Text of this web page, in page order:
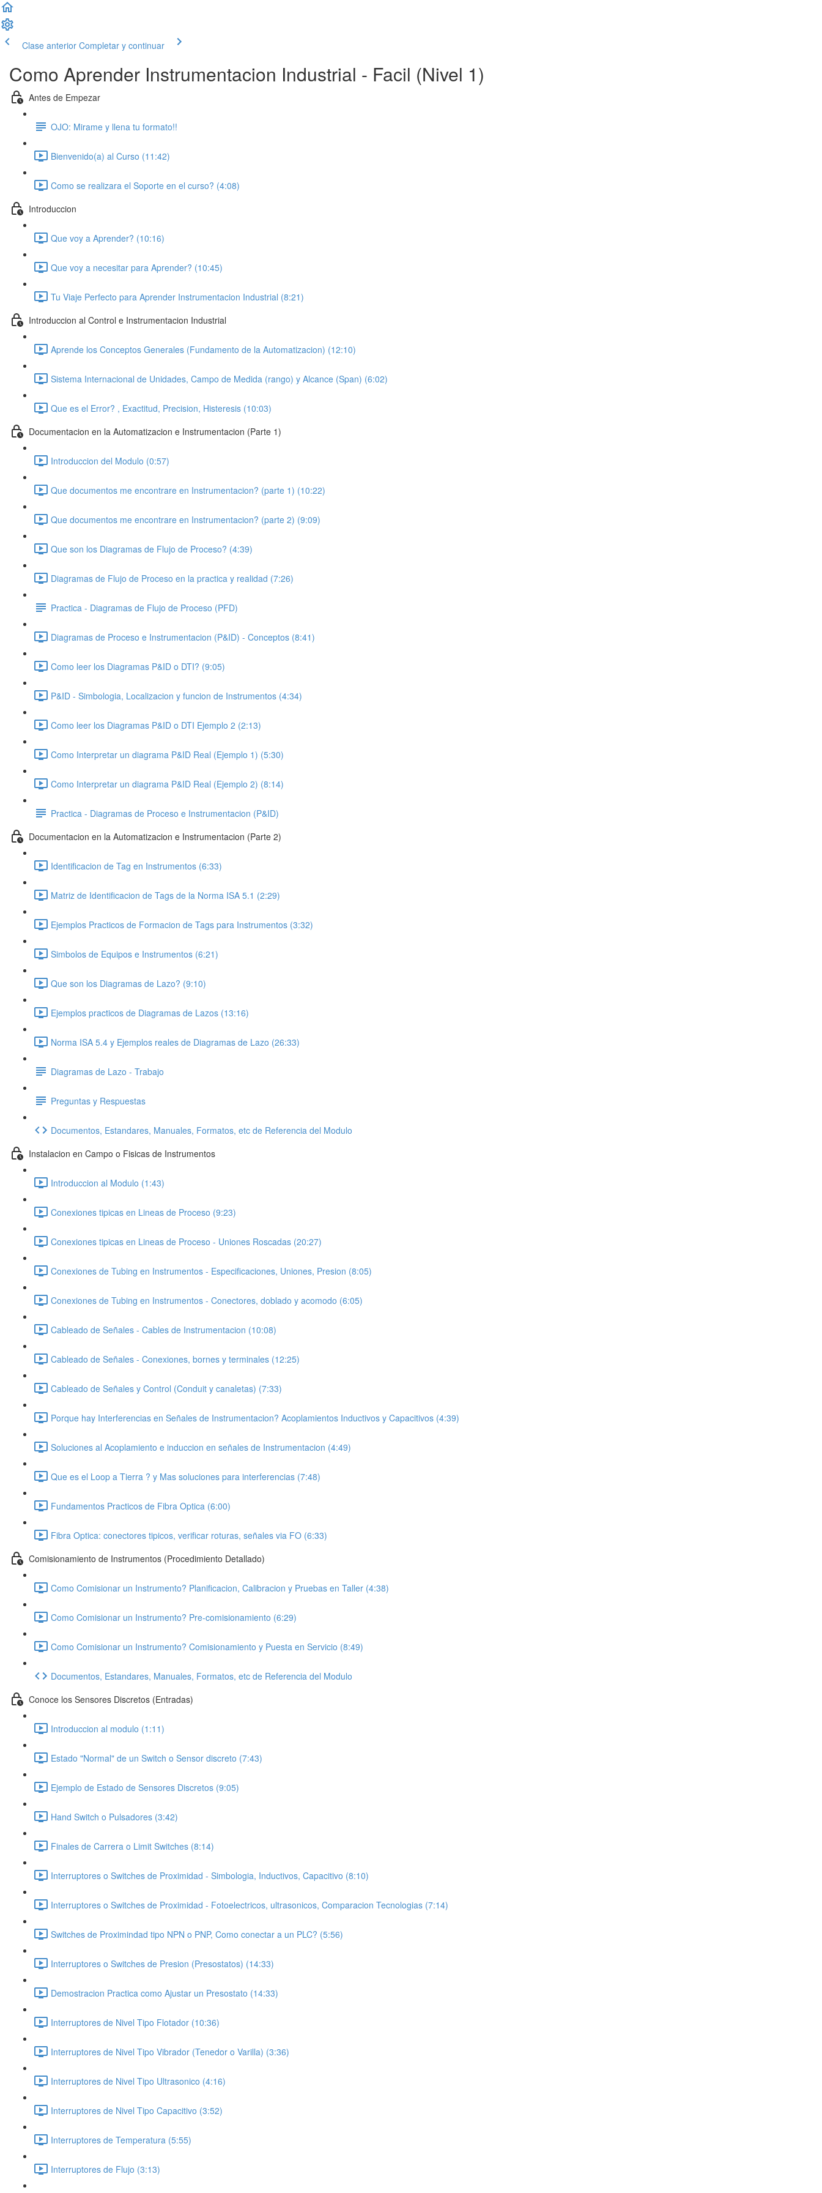
Clase anterior Completar y continuar
Como Aprender Instrumentacion Industrial - Facil (Nivel 1)
Antes de Empezar
OJO: Mirame y llena tu formato!!
Bienvenido(a) al Curso (11:42)
Como se realizara el Soporte en el curso? (4:08)
Introduccion
Que voy a Aprender? (10:16)
Que voy a necesitar para Aprender? (10:45)
Tu Viaje Perfecto para Aprender Instrumentacion Industrial (8:21)
Introduccion al Control e Instrumentacion Industrial
Aprende los Conceptos Generales (Fundamento de la Automatizacion) (12:10)
Sistema Internacional de Unidades, Campo de Medida (rango) y Alcance (Span) (6:02)
Que es el Error? , Exactitud, Precision, Histeresis (10:03)
Documentacion en la Automatizacion e Instrumentacion (Parte 1)
Introduccion del Modulo (0:57)
Que documentos me encontrare en Instrumentacion? (parte 1) (10:22)
Que documentos me encontrare en Instrumentacion? (parte 2) (9:09)
Que son los Diagramas de Flujo de Proceso? (4:39)
Diagramas de Flujo de Proceso en la practica y realidad (7:26)
Practica - Diagramas de Flujo de Proceso (PFD)
Diagramas de Proceso e Instrumentacion (P&ID) - Conceptos (8:41)
Como leer los Diagramas P&ID o DTI? (9:05)
P&ID - Simbologia, Localizacion y funcion de Instrumentos (4:34)
Como leer los Diagramas P&ID o DTI Ejemplo 2 (2:13)
Como Interpretar un diagrama P&ID Real (Ejemplo 1) (5:30)
Como Interpretar un diagrama P&ID Real (Ejemplo 2) (8:14)
Practica - Diagramas de Proceso e Instrumentacion (P&ID)
Documentacion en la Automatizacion e Instrumentacion (Parte 2)
Identificacion de Tag en Instrumentos (6:33)
Matriz de Identificacion de Tags de la Norma ISA 5.1 (2:29)
Ejemplos Practicos de Formacion de Tags para Instrumentos (3:32)
Simbolos de Equipos e Instrumentos (6:21)
Que son los Diagramas de Lazo? (9:10)
Ejemplos practicos de Diagramas de Lazos (13:16)
Norma ISA 5.4 y Ejemplos reales de Diagramas de Lazo (26:33)
Diagramas de Lazo - Trabajo
Preguntas y Respuestas
Documentos, Estandares, Manuales, Formatos, etc de Referencia del Modulo
Instalacion en Campo o Fisicas de Instrumentos
Introduccion al Modulo (1:43)
Conexiones tipicas en Lineas de Proceso (9:23)
Conexiones tipicas en Lineas de Proceso - Uniones Roscadas (20:27)
Conexiones de Tubing en Instrumentos - Especificaciones, Uniones, Presion (8:05)
Conexiones de Tubing en Instrumentos - Conectores, doblado y acomodo (6:05)
Cableado de Señales - Cables de Instrumentacion (10:08)
Cableado de Señales - Conexiones, bornes y terminales (12:25)
Cableado de Señales y Control (Conduit y canaletas) (7:33)
Porque hay Interferencias en Señales de Instrumentacion? Acoplamientos Inductivos y Capacitivos (4:39)
Soluciones al Acoplamiento e induccion en señales de Instrumentacion (4:49)
Que es el Loop a Tierra ? y Mas soluciones para interferencias (7:48)
Fundamentos Practicos de Fibra Optica (6:00)
Fibra Optica: conectores tipicos, verificar roturas, señales via FO (6:33)
Comisionamiento de Instrumentos (Procedimiento Detallado)
Como Comisionar un Instrumento? Planificacion, Calibracion y Pruebas en Taller (4:38)
Como Comisionar un Instrumento? Pre-comisionamiento (6:29)
Como Comisionar un Instrumento? Comisionamiento y Puesta en Servicio (8:49)
Documentos, Estandares, Manuales, Formatos, etc de Referencia del Modulo
Conoce los Sensores Discretos (Entradas)
Introduccion al modulo (1:11)
Estado "Normal" de un Switch o Sensor discreto (7:43)
Ejemplo de Estado de Sensores Discretos (9:05)
Hand Switch o Pulsadores (3:42)
Finales de Carrera o Limit Switches (8:14)
Interruptores o Switches de Proximidad - Simbologia, Inductivos, Capacitivo (8:10)
Interruptores o Switches de Proximidad - Fotoelectricos, ultrasonicos, Comparacion Tecnologias (7:14)
Switches de Proximindad tipo NPN o PNP, Como conectar a un PLC? (5:56)
Interruptores o Switches de Presion (Presostatos) (14:33)
Demostracion Practica como Ajustar un Presostato (14:33)
Interruptores de Nivel Tipo Flotador (10:36)
Interruptores de Nivel Tipo Vibrador (Tenedor o Varilla) (3:36)
Interruptores de Nivel Tipo Ultrasonico (4:16)
Interruptores de Nivel Tipo Capacitivo (3:52)
Interruptores de Temperatura (5:55)
Interruptores de Flujo (3:13)